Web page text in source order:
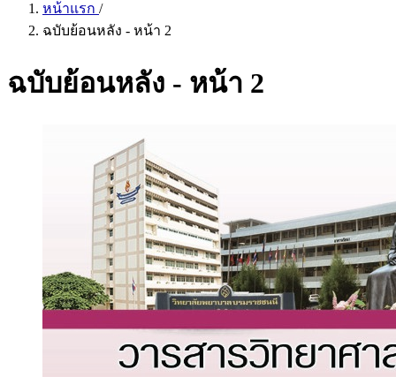
หน้าแรก /
ฉบับย้อนหลัง - หน้า 2
ฉบับย้อนหลัง - หน้า 2